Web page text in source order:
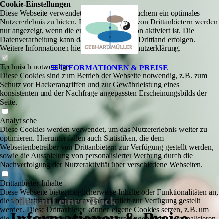
INFORMATIONEN & PREISE
Alles auf einen Blick
Cookie-Einstellungen
Diese Webseite verwendet Cookies, um Besuchern ein optimales
Nutzererlebnis zu bieten. Bestimmte Inhalte von Drittanbietern werden
nur angezeigt, wenn die entsprechende Option aktiviert ist. Die
Datenverarbeitung kann dann auch in einem Drittland erfolgen.
Weitere Informationen hierzu in der Datenschutzerklärung.
Technisch notwendige
Diese Cookies sind zum Betrieb der Webseite notwendig, z.B. zum
Schutz vor Hackerangriffen und zur Gewährleistung eines
konsistenten und der Nachfrage angepassten Erscheinungsbilds der
Seite.
Analytische
Diese Cookies werden verwendet, um das Nutzererlebnis weiter zu
optimieren. Hierunter fallen auch Statistiken, die dem
Webseitenbetreiber von Drittanbietern zur Verfügung gestellt werden,
sowie die Ausspielung von personalisierter Werbung durch die
Nachverfolgung der Nutzeraktivität über verschiedene Webseiten.
Drittanbieter-Inhalte
Diese Webseite bietet möglicherweise Inhalte oder Funktionalitäten an,
die von Drittanbietern eigenverantwortlich zur Verfügung gestellt
werden. Diese Drittanbieter können eigene Cookies setzen, z.B. um